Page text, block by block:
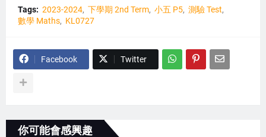
Tags: 2023-2024 下學期 2nd Term 小五 P5 測驗 Test
數學 Maths
KL0727
Facebook Twitter
你可能會感興趣